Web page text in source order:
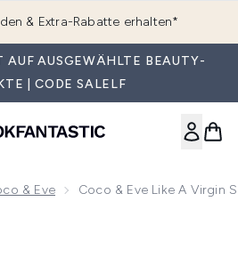
& Extra-Rabatte erhalten*
AUF AUSGEWÄHLTE BEAUTY-
| CODE SALELF
& Eve Coco & Eve Like A Virgin